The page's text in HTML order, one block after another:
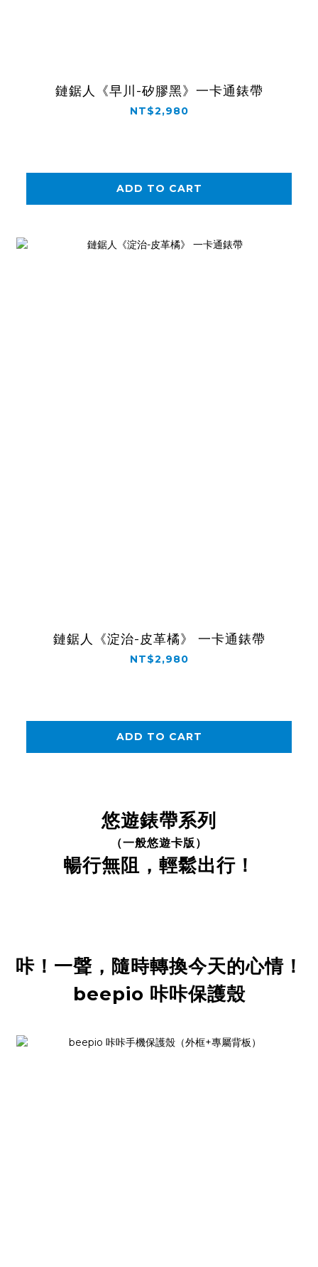
鏈鋸人《早川-矽膠黑》一卡通錶帶
NT$2,980
ADD TO CART
鏈鋸人《淀治-皮革橘》 一卡通錶帶
NT$2,980
ADD TO CART
悠遊錶帶系列
（一般悠遊卡版）
暢行無阻，輕鬆出行！
咔！一聲，隨時轉換今天的心情！
beepio 咔咔保護殼